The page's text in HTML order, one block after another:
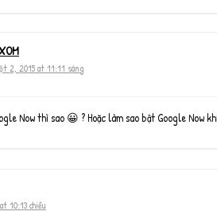
2, 2015 at 11:11 sáng
Now thì sao 😀 ? Hoặc làm sao bật Google Now
10:13 chiều